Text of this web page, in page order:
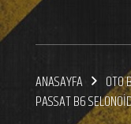
ANASAYFA OTO
PASSAT B6